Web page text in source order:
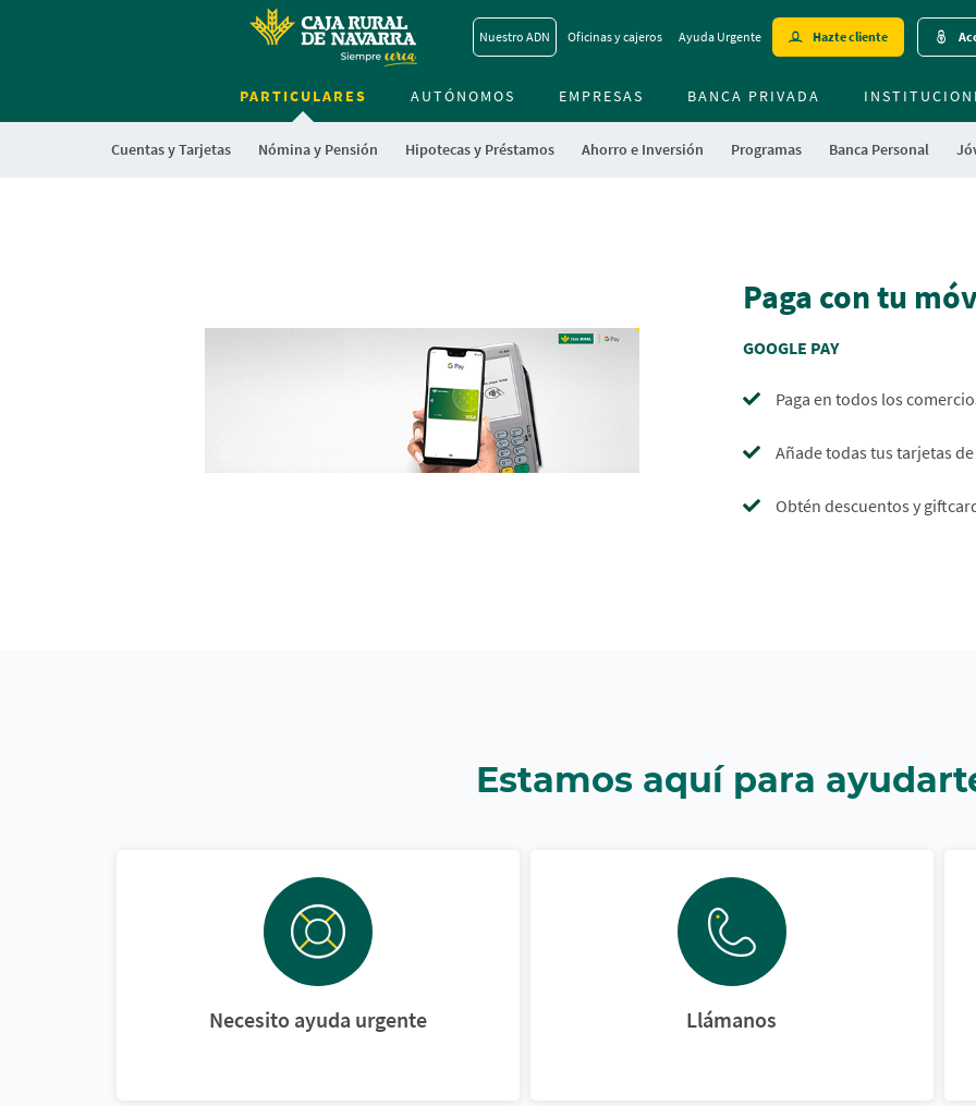
to
contentt
Nuestro ADN Oficinas y cajeros Ayuda Urgente Hazte cliente
PARTICULARES
Cuentas y Tarjetas Nómina y Pensión Hipotecas y Préstamos Ahorro e Inversión Programas Banca Personal
AUTÓNOMOS EMPRESAS BANCA PRIVADA
Paga con tu
GOOGLE PAY
Paga en todos los
Añade todas tus tarjetas
Obtén descuentos y
Estamos aquí para
Necesito ayuda urgente Llámanos